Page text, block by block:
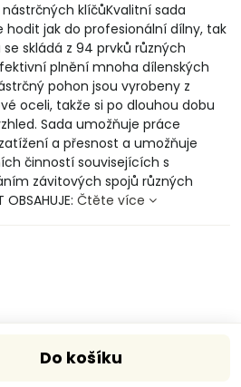
klíčůKvalitní sada
hodit jak do profesionální dílny, tak
skládá z 94 prvků různých
plnění mnoha dílenských
pohon jsou vyrobeny z
oceli, takže si po dlouhou dobu
Sada umožňuje práce
a přesnost a umožňuje
činností souvisejících s
závitových spojů různých
Čtěte více
Do košíku